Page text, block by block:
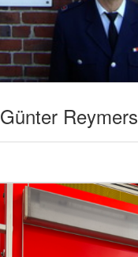
Günter Reymers